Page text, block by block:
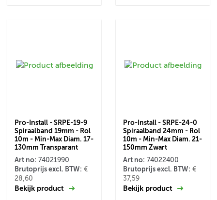
Pro-Install - SRPE-19-9
Spiraalband 19mm - Rol
10m - Min-Max Diam. 17-
130mm Transparant
Art no: 74021990
Brutoprijs excl. BTW: €
28,60
Bekijk product
Pro-Install - SRPE-24-0
Spiraalband 24mm - Rol
10m - Min-Max Diam. 21-
150mm Zwart
Art no: 74022400
Brutoprijs excl. BTW: €
37,59
Bekijk product